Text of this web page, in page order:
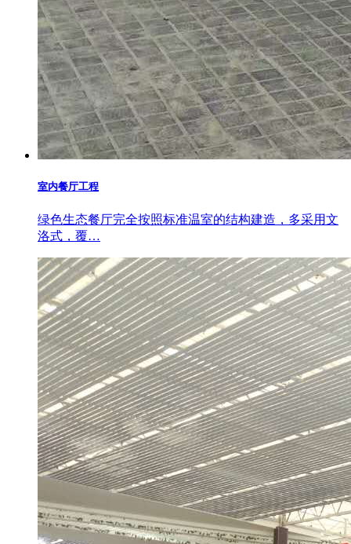
室内餐厅工程
绿色生态餐厅完全按照标准温室的结构建造，多采用文
洛式，覆…